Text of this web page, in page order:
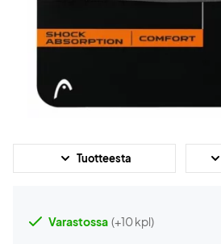
Tuotteesta
Varastossa (+10 kpl)